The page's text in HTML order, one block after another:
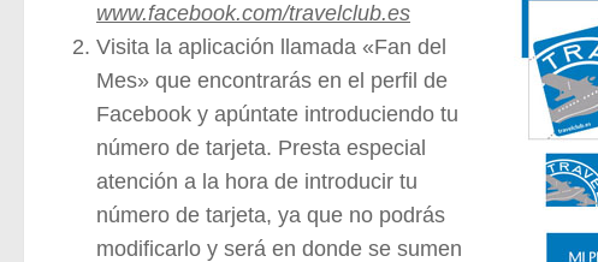
www.facebook.com/travelclub.es
Visita la aplicación llamada «Fan del
Mes» que encontrarás en el perfil de
Facebook y apúntate introduciendo tu
número de tarjeta. Presta especial
atención a la hora de introducir tu
número de tarjeta, ya que no podrás
modificarlo y será en donde se sumen